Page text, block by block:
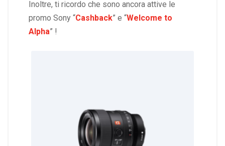
Inoltre, ti ricordo che sono ancora attive le
promo Sony “Cashback” e “Welcome to
Alpha” !